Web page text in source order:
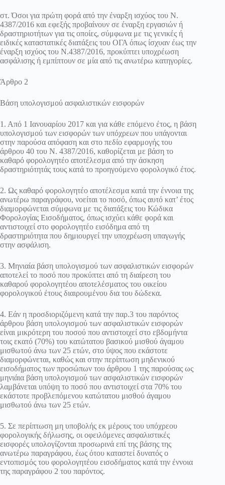
στ. Όσοι για πρώτη φορά από την έναρξη ισχύος του Ν.
4387/2016 και εφεξής προβαίνουν σε έναρξη εργασιών ή
δραστηριοτήτων για τις οποίες, σύμφωνα με τις γενικές ή
ειδικές καταστατικές διατάξεις του ΟΓΑ όπως ίσχυαν έως την
έναρξη ισχύος του Ν.4387/2016, προκύπτει υποχρέωση
ασφάλισης ή εμπίπτουν σε μία από τις ανωτέρω κατηγορίες.
Άρθρο 2
Βάση υπολογισμού ασφαλιστικών εισφορών
1. Από 1 Ιανουαρίου 2017 και για κάθε επόμενο έτος, η βάση
υπολογισμού των εισφορών των υπόχρεων που υπάγονται
στην παρούσα απόφαση και στο πεδίο εφαρμογής του
άρθρου 40 του Ν. 4387/2016, καθορίζεται με βάση το
καθαρό φορολογητέο αποτέλεσμα από την άσκηση
δραστηριότητάς τους κατά το προηγούμενο φορολογικό έτος.
2. Ως καθαρό φορολογητέο αποτέλεσμα κατά την έννοια της
ανωτέρω παραγράφου, νοείται το ποσό, όπως αυτό κατ’ έτος
διαμορφώνεται σύμφωνα με τις διατάξεις του Κώδικα
Φορολογίας Εισοδήματος, όπως ισχύει κάθε φορά και
αντιστοιχεί στο φορολογητέο εισόδημα από τη
δραστηριότητα που δημιουργεί την υποχρέωση υπαγωγής
στην ασφάλιση.
3. Μηνιαία βάση υπολογισμού των ασφαλιστικών εισφορών
αποτελεί το ποσό που προκύπτει από τη διαίρεση του
καθαρού φορολογητέου αποτελέσματος του οικείου
φορολογικού έτους διαιρουμένου δια του δώδεκα.
4. Εάν η προσδιοριζόμενη κατά την παρ.3 του παρόντος
άρθρου βάση υπολογισμού των ασφαλιστικών εισφορών
είναι μικρότερη του ποσού που αντιστοιχεί στο εβδομήντα
τοις εκατό (70%) του κατώτατου βασικού μισθού άγαμου
μισθωτού άνω των 25 ετών, στο ύψος που εκάστοτε
διαμορφώνεται, καθώς και στην περίπτωση μηδενικού
εισοδήματος των προσώπων του άρθρου 1 της παρούσας ως
μηνιάια βάση υπολογισμού των ασφαλιστικών εισφορών
λαμβάνεται υπόψη το ποσό που αντιστοιχεί στα 70% του
εκάστοτε προβλεπόμενου κατώτατου μισθού άγαμου
μισθωτού άνω των 25 ετών.
5. Σε περίπτωση μη υποβολής εκ μέρους του υπόχρεου
φορολογικής δήλωσης, οι οφειλόμενες ασφαλιστικές
εισφορές υπολογίζονται προσωρινά επί της βάσης της
ανωτέρω παραγράφου, έως ότου καταστεί δυνατός ο
εντοπισμός του φορολογητέου εισοδήματος κατά την έννοια
της παραγράφου 2 του παρόντος.